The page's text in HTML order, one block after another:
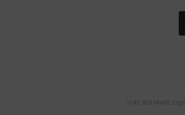
inkl. 19 % MwSt. zzgl.